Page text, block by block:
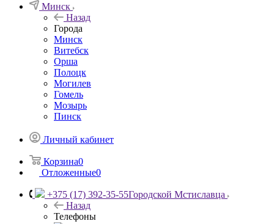
Минск
Назад
Города
Минск
Витебск
Орша
Полоцк
Могилев
Гомель
Мозырь
Пинск
Личный кабинет
Корзина0
Отложенные0
+375 (17) 392-35-55Городской Мстиславца
Назад
Телефоны